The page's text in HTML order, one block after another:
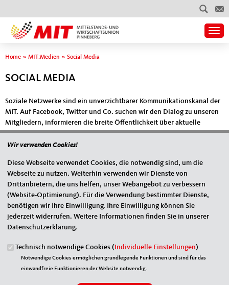
Sie sind hier
Home » MIT:Medien » Social Media
SOCIAL MEDIA
Soziale Netzwerke sind ein unverzichtbarer Kommunikationskanal der
MIT. Auf Facebook, Twitter und Co. suchen wir den Dialog zu unseren
Mitgliedern, informieren die breite Öffentlichkeit über aktuelle
Positionen und Kampagnen und weisen auf unsere Serviceleistungen
hin. Folgen Sie Ihrer MIT und diskutieren Sie MIT!
MIT auf Facebook
MIT auf Twitter
MIT auf Youtube
Wir verwenden Cookies!
Diese Webseite verwendet Cookies, die notwendig sind, um die
Webseite zu nutzen. Weiterhin verwenden wir Dienste von
Drittanbietern, die uns helfen, unser Webangebot zu verbessern
(Website-Optimierung). Für die Verwendung bestimmter Dienste,
benötigen wir Ihre Einwilligung. Ihre Einwilligung können Sie
jederzeit widerrufen. Weitere Informationen finden Sie in unserer
Datenschutzerklärung.
Technisch notwendige Cookies (Individuelle Einstellungen)
Notwendige Cookies ermöglichen grundlegende Funktionen und sind für das
einwandfreie Funktionieren der Website notwendig.